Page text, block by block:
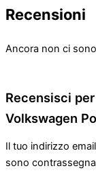
Recensioni
Ancora non ci
Recensisci
Volkswagen
Il tuo indirizzo
sono